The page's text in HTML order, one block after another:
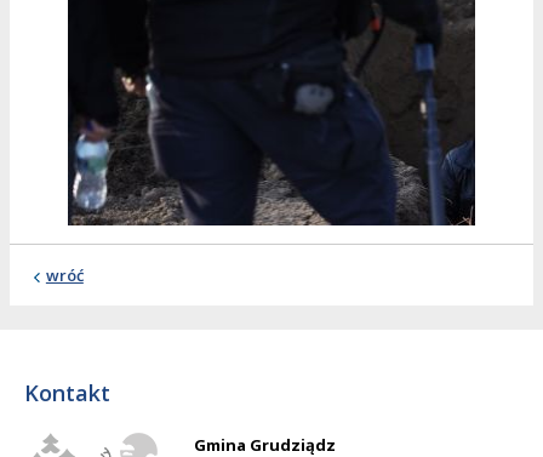
wróć
Kontakt
Gmina Grudziądz